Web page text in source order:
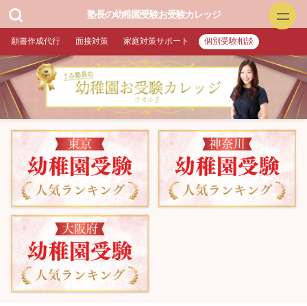
塾長の幼稚園受験お受験カレッジ
願書作成代行 面接対策 家庭対策サポート 個別受験相談
幼稚園お受験
▲面接特訓・回答集 作成付き ▲願書作成・添削
▲家庭対策サポート